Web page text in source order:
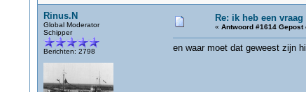
Rinus.N
Global Moderator
Schipper
Berichten: 2798
Re: ik heb een vraag
« Antwoord #1614 Gepost
en waar moet dat geweest zijn